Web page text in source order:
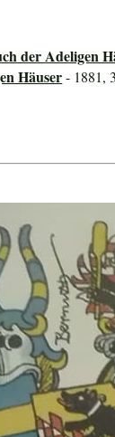
der Adeligen
Häuser- 1881,